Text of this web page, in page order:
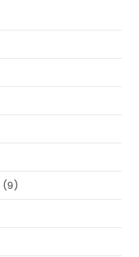
(9)